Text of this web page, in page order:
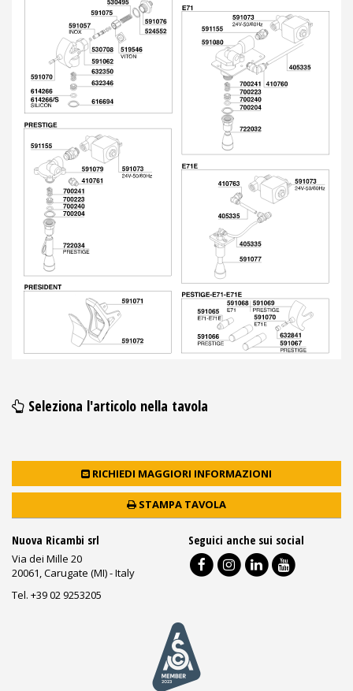
RICHIEDI MAGGIORI INFORMAZIONI
STAMPA TAVOLA
Seleziona l'articolo nella tavola
Nuova Ricambi srl
Via dei Mille 20
20061, Carugate (MI) - Italy
Tel. +39 02 9253205
Seguici anche sui social